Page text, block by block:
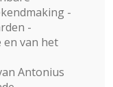
-
-
en van het
Antonius